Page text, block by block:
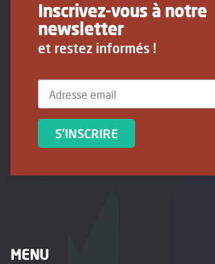
Inscrivez-vous à notre
newsletter
et restez informés !
S'INSCRIRE
MENU